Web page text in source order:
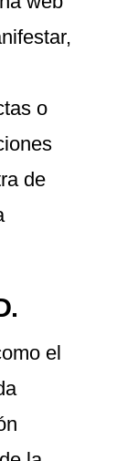
o
de
el